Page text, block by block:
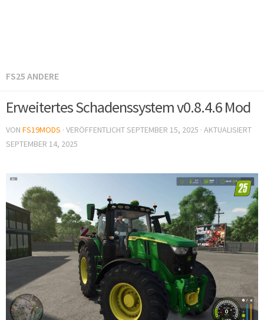
FS25 ANDERE
Erweitertes Schadenssystem v0.8.4.6 Mod
VON FS19MODS · VERÖFFENTLICHTSEPTEMBER 15, 2025 · AKTUALISIERT
SEPTEMBER 14, 2025